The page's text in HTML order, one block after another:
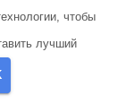
— Чума
— Чума
чтобы
лучший